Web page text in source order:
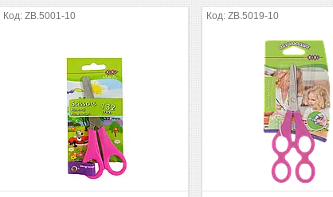
ZB.5001-10 ZB.5019-10